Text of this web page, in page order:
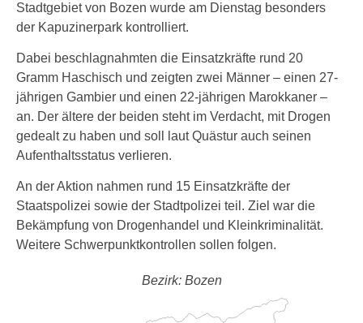
Stadtgebiet von Bozen wurde am Dienstag besonders
der Kapuzinerpark kontrolliert.
Dabei beschlagnahmten die Einsatzkräfte rund 20
Gramm Haschisch und zeigten zwei Männer – einen 27-
jährigen Gambier und einen 22-jährigen Marokkaner –
an. Der ältere der beiden steht im Verdacht, mit Drogen
gedealt zu haben und soll laut Quästur auch seinen
Aufenthaltsstatus verlieren.
An der Aktion nahmen rund 15 Einsatzkräfte der
Staatspolizei sowie der Stadtpolizei teil. Ziel war die
Bekämpfung von Drogenhandel und Kleinkriminalität.
Weitere Schwerpunktkontrollen sollen folgen.
Bezirk: Bozen